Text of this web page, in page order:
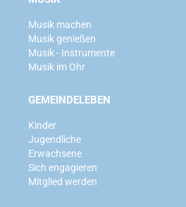
Musik machen
Musik genießen
Musik - Instrumente
Musik im Ohr
GEMEINDELEBEN
Kinder
Jugendliche
Erwachsene
Sich engagieren
Mitglied werden